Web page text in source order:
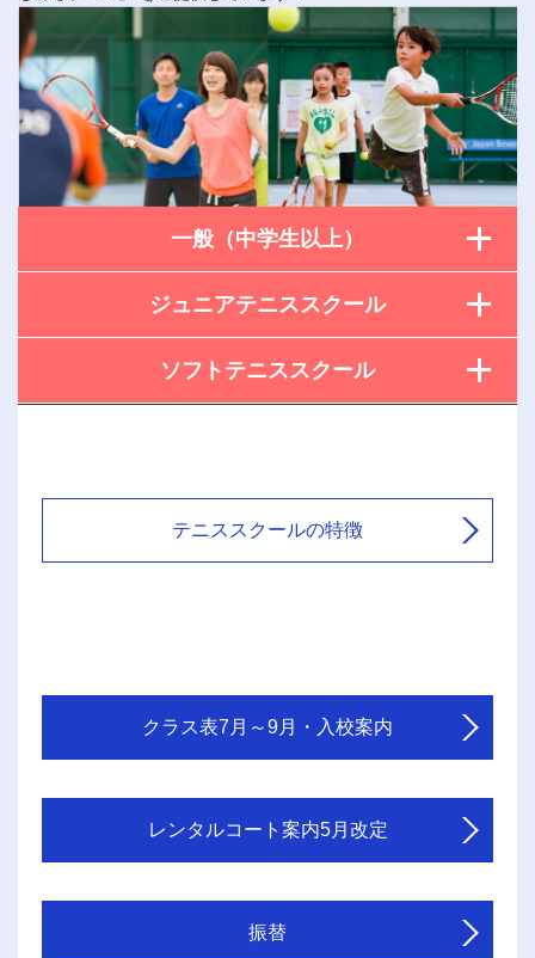
一般（中学生以上）
ジュニアテニススクール
ソフトテニススクール
テニススクールの特徴
クラス表7月～9月・入校案内
レンタルコート案内5月改定
振替